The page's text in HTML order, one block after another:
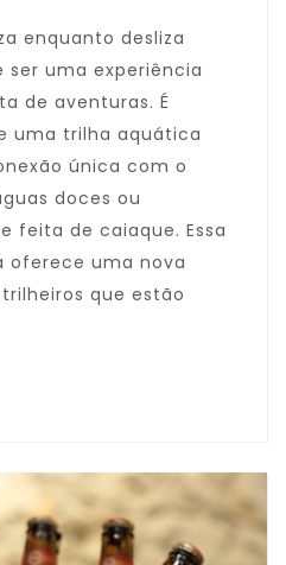
enquanto desliza
ser uma experiência
de aventuras. É
uma trilha aquática
única com o
doces ou
feita de caiaque. Essa
oferece uma nova
que estão